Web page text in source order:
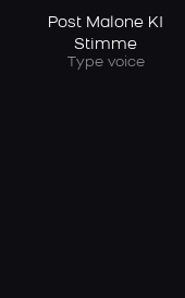
Post Malone KI
Stimme
Type voice